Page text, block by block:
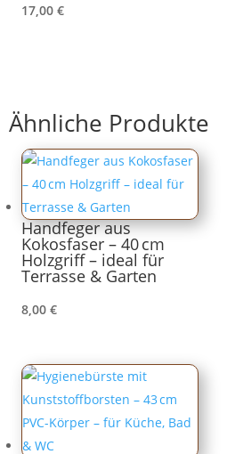
17,00 €
Ähnliche Produkte
Handfeger aus
Kokosfaser – 40 cm
Holzgriff – ideal für
Terrasse & Garten
8,00 €